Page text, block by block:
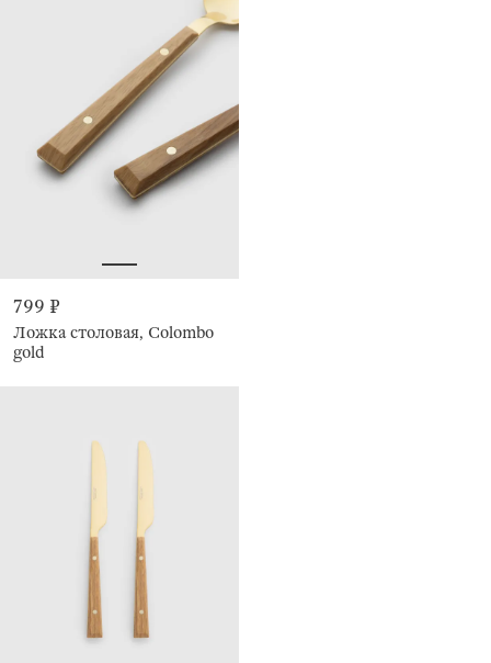
799 ₽
Ложка столовая, Colombo
gold